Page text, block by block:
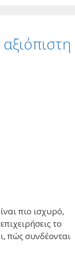
πιο ισχυρό,
το
πώς συνδέονται